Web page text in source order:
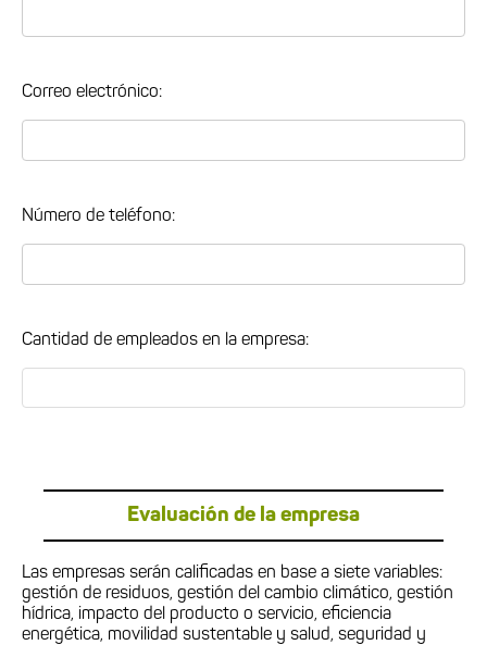
Correo electrónico:
Número de teléfono:
Cantidad de empleados en la empresa:
Evaluación de la empresa
Las empresas serán calificadas en base a siete variables:
gestión de residuos, gestión del cambio climático, gestión
hídrica, impacto del producto o servicio, eficiencia
energética, movilidad sustentable y salud, seguridad y